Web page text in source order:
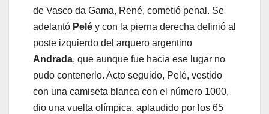
de Vasco da Gama, René, cometió penal. Se
adelantó Pelé y con la pierna derecha definió al
poste izquierdo del arquero argentino
Andrada, que aunque fue hacia ese lugar no
pudo contenerlo. Acto seguido, Pelé, vestido
con una camiseta blanca con el número 1000,
dio una vuelta olímpica, aplaudido por los 65